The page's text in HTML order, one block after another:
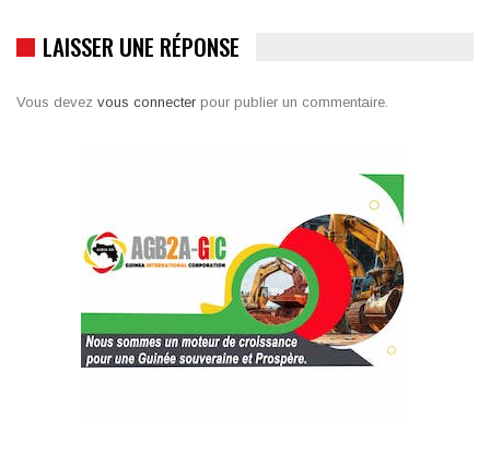
LAISSER UNE RÉPONSE
Vous devez vous connecter pour publier un commentaire.